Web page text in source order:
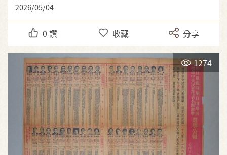
2026/05/04
0 讚 收藏 分享
1274